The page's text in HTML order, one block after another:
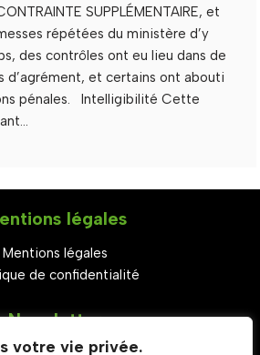
votre vie privée.
SUPPLÉMENTAIRE, et
répétées du ministère d’y
des contrôles ont eu lieu dans de
d’agrément, et certains ont abouti
pénales. Intelligibilité Cette
légales
Mentions légales
de confidentialité
Newsletter